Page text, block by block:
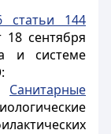
статьи 144
18 сентября
и системе
:
Санитарные